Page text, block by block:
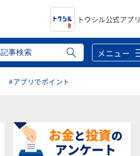
トウシル公式アプリ
メニュー
#アプリでポイント